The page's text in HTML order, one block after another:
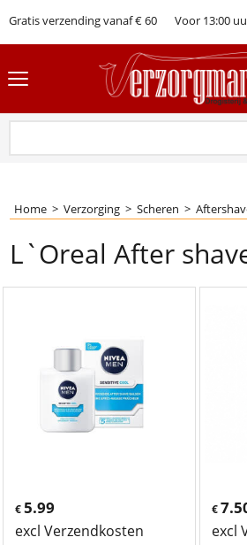
Gratis verzending vanaf € 60 Voor 13:00
Home > Verzorging > Scheren >
L`Oreal After
€ 5.99
excl Verzendkosten
€
excl